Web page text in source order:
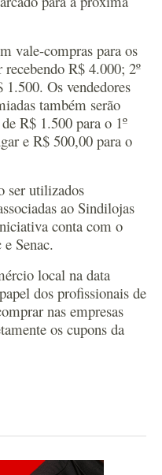
vale-compras para os
R$ 4.000; 2º
Os vendedores
também serão
R$ 1.500 para o 1º
e R$ 500,00 para o
ser utilizados
ao Sindilojas
conta com o
Senac.
local na data
dos profissionais de
nas empresas
os cupons da